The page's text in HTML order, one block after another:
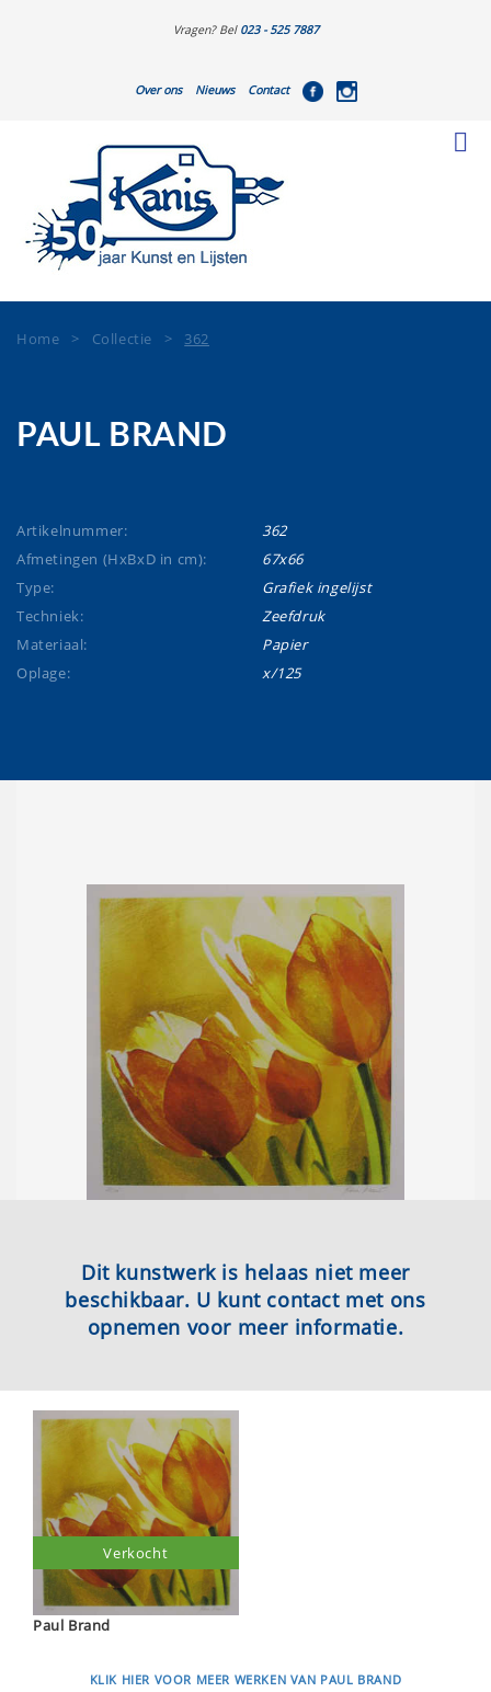
Vragen? Bel 023 - 525 7887
Over ons Nieuws Contact
Home > Collectie > 362
PAUL BRAND
Artikelnummer:
362
Afmetingen (HxBxD in cm):
67x66
Type:
Grafiek ingelijst
Techniek:
Zeefdruk
Materiaal:
Papier
Oplage:
x/125
Dit kunstwerk is helaas niet meer
beschikbaar. U kunt contact met ons
opnemen voor meer informatie.
Paul Brand
Verkocht
KLIK HIER VOOR MEER WERKEN VAN PAUL BRAND